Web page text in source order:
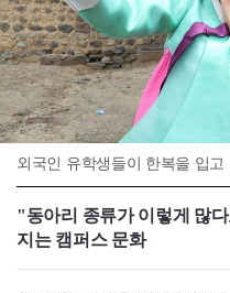
외국인 유학생들이 한복을 입
"동아리 종류가 이렇게 많
지는 캠퍼스 문화